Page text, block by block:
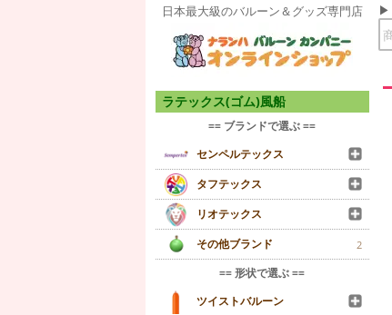
日本最大級のバルーン＆グッズ専門店
ラテックス(ゴム)風船
== ブランドで選ぶ ==
センペルテックス
タフテックス
リオテックス
その他ブランド
2
== 形状で選ぶ ==
ツイストバルーン